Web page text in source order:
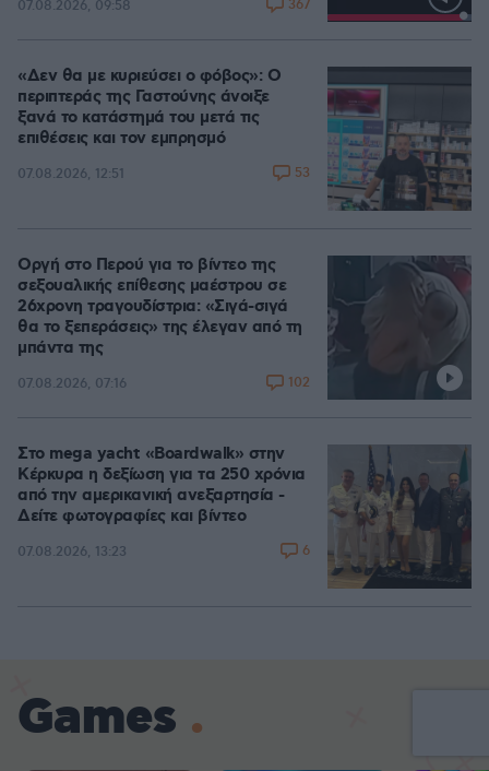
Loaded:
07.08.2026, 09:58 367
«Δεν θα με κυριεύσει ο φόβος»: Ο
περιπτεράς της Γαστούνης άνοιξε
ξανά το κατάστημά του μετά τις
επιθέσεις και τον εμπρησμό
07.08.2026, 12:51 53
Οργή στο Περού για το βίντεο της
σεξουαλικής επίθεσης μαέστρου σε
26χρονη τραγουδίστρια: «Σιγά-σιγά
θα το ξεπεράσεις» της έλεγαν από τη
μπάντα της
07.08.2026, 07:16 102
Στο mega yacht «Boardwalk» στην
Κέρκυρα η δεξίωση για τα 250 χρόνια
από την αμερικανική ανεξαρτησία -
Δείτε φωτογραφίες και βίντεο
07.08.2026, 13:23 6
Games